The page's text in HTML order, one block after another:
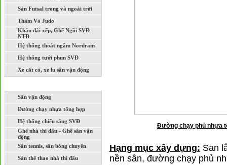
Sàn Futsal trong và ngoài trời
Thảm Vỏ Judo
Khán đài xếp, Ghế Ngồi SVĐ -
NTĐ
Hệ thống thoát ngầm Nordrain
Hệ thống tưới phun SVĐ
Xe cắt cỏ, xe lu sân vận động
Sân vận động
Đường chạy nhựa tổng hợp
Hệ thống chiếu sáng SVĐ
Ghế nhà thi đấu - Ghế sân vận
động
Sân tennis, sân bóng chuyền
Sàn thể thao nhà thi đấu
Đường chạy phủ nhựa
Hạng mục xây dựng: San
nền sân, đường chạy phủ